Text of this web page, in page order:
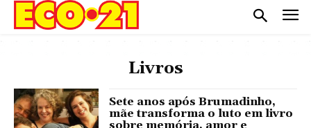
Livros
Sete anos após Brumadinho,
mãe transforma o luto em livro
sobre memória, amor e